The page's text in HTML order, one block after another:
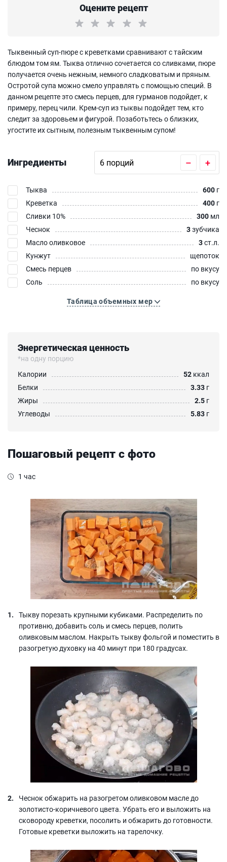
Оцените рецепт
Тыквенный суп-пюре с креветками сравнивают с тайским
блюдом том ям. Тыква отлично сочетается со сливками, пюре
получается очень нежным, немного сладковатым и пряным.
Остротой супа можно смело управлять с помощью специй. В
данном рецепте это смесь перцев, для гурманов подойдет, к
примеру, перец чили. Крем-суп из тыквы подойдет тем, кто
следит за здоровьем и фигурой. Позаботьтесь о близких,
угостите их сытным, полезным тыквенным супом!
Ингредиенты – +
Тыква 600 г
Креветка
400 г
Сливки 10%
300 мл
Чеснок
3зубчика
Масло оливковое
3ст.л.
Кунжут
щепоток
Смесь перцев
по вкусу
Соль
по вкусу
Таблица объемных мер
Энергетическая ценность
*на одну порцию
Калории
52 ккал
Белки
3.33 г
Жиры
2.5 г
Углеводы
5.83 г
Пошаговый рецепт с фото
1 час
Тыкву порезать крупными кубиками. Распределить по
противню, добавить соль и смесь перцев, полить
оливковым маслом. Накрыть тыкву фольгой и поместить в
разогретую духовку на 40 минут при 180 градусах.
Чеснок обжарить на разогретом оливковом масле до
золотисто-коричневого цвета. Убрать его и выложить на
сковороду креветки, посолить и обжарить до готовности.
Готовые креветки выложить на тарелочку.